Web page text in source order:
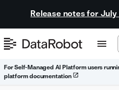
Release notes for July
For Self-Managed AI Platform users
platform documentation